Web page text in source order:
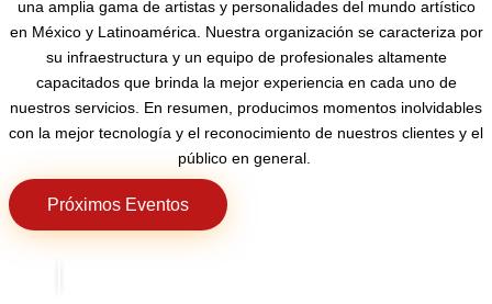
una amplia gama de artistas y personalidades del mundo artístico
en México y Latinoamérica. Nuestra organización se caracteriza por
su infraestructura y un equipo de profesionales altamente
capacitados que brinda la mejor experiencia en cada uno de
nuestros servicios. En resumen, producimos momentos inolvidables
con la mejor tecnología y el reconocimiento de nuestros clientes y el
público en general.
Próximos Eventos